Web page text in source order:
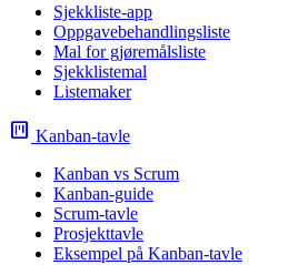
Sjekkliste-app
Oppgavebehandlingsliste
Mal for gjøremålsliste
Sjekklistemal
Listemaker
view_kanban Kanban-tavle
Kanban vs Scrum
Kanban-guide
Scrum-tavle
Prosjekttavle
Eksempel på Kanban-tavle